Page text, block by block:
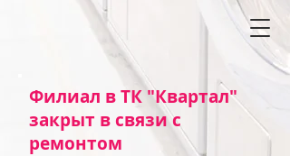
Филиал в ТК "Квартал"
закрыт в связи с
ремонтом